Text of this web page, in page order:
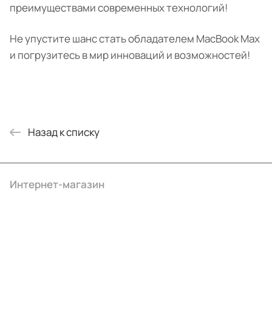
преимуществами современных технологий!
Не упустите шанс стать обладателем MacBook Max
и погрузитесь в мир инноваций и возможностей!
Назад к списку
Интернет-магазин